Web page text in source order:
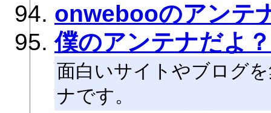
onwebooのアンテ
僕のアンテナだよ？
面白いサイトやブログ
ナです。